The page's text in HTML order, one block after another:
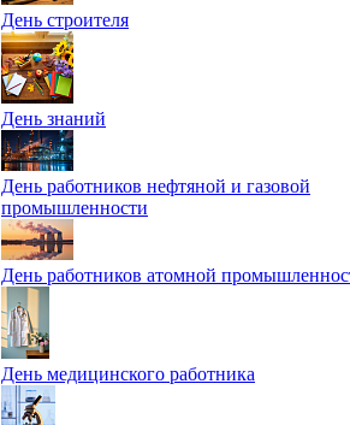
День строителя
День знаний
День работников нефтяной и газовой
промышленности
День работников атомной
День медицинского работника